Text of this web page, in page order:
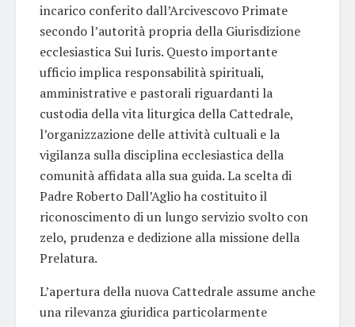
incarico conferito dall’Arcivescovo Primate
secondo l’autorità propria della Giurisdizione
ecclesiastica Sui Iuris. Questo importante
ufficio implica responsabilità spirituali,
amministrative e pastorali riguardanti la
custodia della vita liturgica della Cattedrale,
l’organizzazione delle attività cultuali e la
vigilanza sulla disciplina ecclesiastica della
comunità affidata alla sua guida. La scelta di
Padre Roberto Dall’Aglio ha costituito il
riconoscimento di un lungo servizio svolto con
zelo, prudenza e dedizione alla missione della
Prelatura.
L’apertura della nuova Cattedrale assume anche
una rilevanza giuridica particolarmente